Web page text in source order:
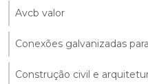
Avcb valor
Conexões galvanizadas
Construção civil e